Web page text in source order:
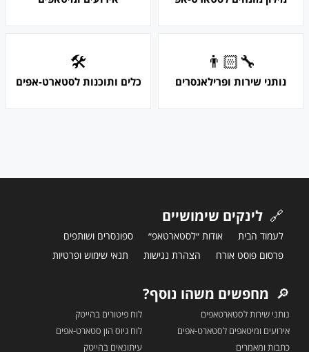
👨🏻‍🔧
נותני שירות ופרילאנסרים
🛠
כלים ותוכנות לסטארט-אפים
🔗 לינקים שימושיים
לעמוד הבית אודות ״לסטארטאפ״
ספונסרים ושותפים
פרסום פוסט אורח
הצהרת נגישות תנאי שימוש ופרטיות
🔎 מחפשים משהו נוסף?
נותני שירות לסטארטאפים
אירועים ומיטאפים לסטארט-אפים
כתבות ומאמרים
לוח פיטורים בהייטק
לוח גיוס הון סטארט-אפים
עיתונאים בהייטק